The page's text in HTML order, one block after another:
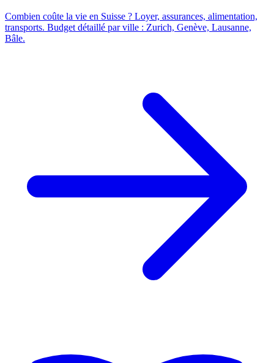
Combien coûte la vie en Suisse ? Loyer, assurances, alimentation,
transports. Budget détaillé par ville : Zurich, Genève, Lausanne,
Bâle.